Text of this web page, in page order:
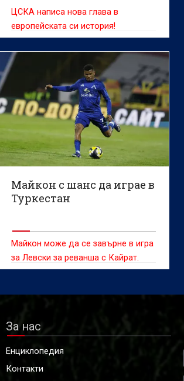
ЦСКА написа нова глава в
европейската си история!
Майкон с шанс да играе в
Туркестан
Майкон може да се завърне в игра
за Левски за реванша с Кайрат.
За нас
Енциклопедия
Контакти